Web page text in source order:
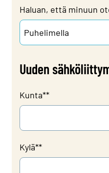
Haluan, että minuun
Uuden
Kunta**
Kylä**